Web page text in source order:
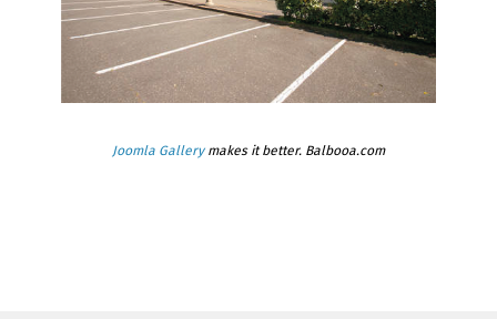
Joomla Gallerymakes it better. Balbooa.com